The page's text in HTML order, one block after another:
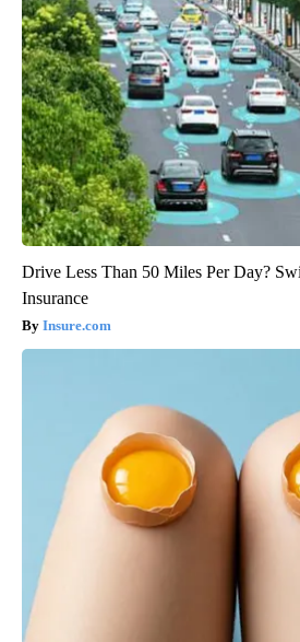
Drive Less Than 50 Miles Per Day?
Insurance
Insure.com